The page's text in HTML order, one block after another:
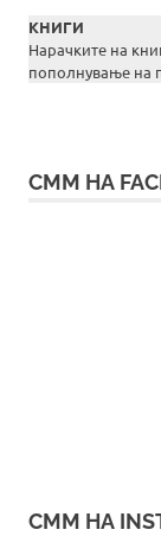
КНИГИ
Нарачките на
пополнување на
СММ НА
СММ НА